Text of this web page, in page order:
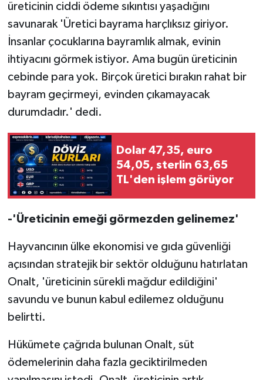
üreticinin ciddi ödeme sıkıntısı yaşadığını
savunarak 'Üretici bayrama harçlıksız giriyor.
İnsanlar çocuklarına bayramlık almak, evinin
ihtiyacını görmek istiyor. Ama bugün üreticinin
cebinde para yok. Birçok üretici bırakın rahat bir
bayram geçirmeyi, evinden çıkamayacak
durumdadır.' dedi.
Dolar 47,35, euro
54,05, sterlin 63,65
TL'den işlem görüyor
-'Üreticinin emeği görmezden gelinemez'
Hayvancının ülke ekonomisi ve gıda güvenliği
açısından stratejik bir sektör olduğunu hatırlatan
Onalt, 'üreticinin sürekli mağdur edildiğini'
savundu ve bunun kabul edilemez olduğunu
belirtti.
Hükümete çağrıda bulunan Onalt, süt
ödemelerinin daha fazla geciktirilmeden